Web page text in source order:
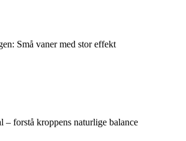
Små vaner med stor effekt
– forstå kroppens naturlige balance